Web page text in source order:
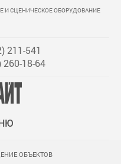
И СЦЕНИЧЕСКОЕ ОБОРУДОВАНИЕ
211-541
260-18-64
ОБЪЕКТОВ